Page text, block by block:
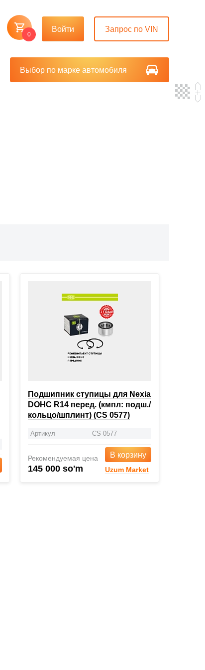
0
Войти Запрос по VIN
Выбор по марке автомобиля
Подшипник ступицы для Nexia
DOHC R14 перед. (кмпл: подш./
кольцо/шплинт) (CS 0577)
Артикул CS 0577
Рекомендуемая цена
145 000 so'm
В корзину
Uzum Market